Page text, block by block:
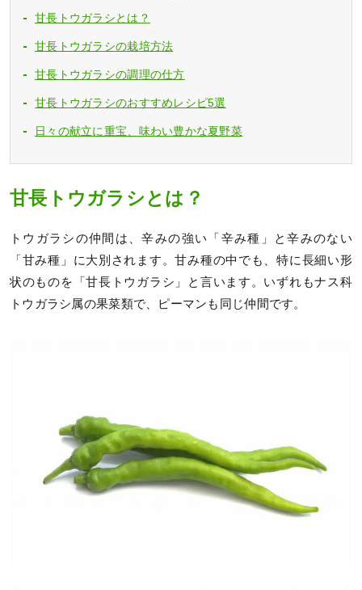
甘長トウガラシとは？
甘長トウガラシの栽培方法
甘長トウガラシの調理の仕方
甘長トウガラシのおすすめレシピ5選
日々の献立に重宝、味わい豊かな夏野菜
甘長トウガラシとは？
トウガラシの仲間は、辛みの強い「辛み種」と辛みのない
「甘み種」に大別されます。甘み種の中でも、特に長細い形
状のものを「甘長トウガラシ」と言います。いずれもナス科
トウガラシ属の果菜類で、ピーマンも同じ仲間です。